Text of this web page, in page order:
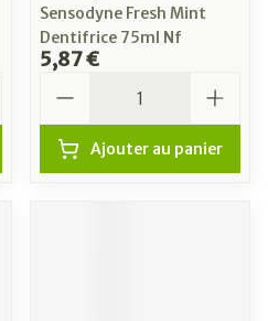
Sensodyne Fresh Mint
Dentifrice 75ml Nf
5,87 €
Ajouter au panier